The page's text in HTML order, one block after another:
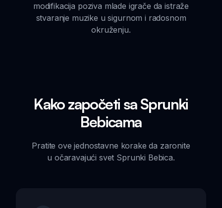
modifikacija poziva mlade igrače da istraže
stvaranje muzike u sigurnom i radosnom
okruženju.
Kako započeti sa Sprunki
Bebicama
Pratite ove jednostavne korake da zaronite
u očaravajući svet Sprunki Bebica.